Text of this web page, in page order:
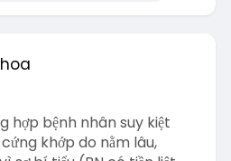
hợp bệnh nhân suy kiệt
khớp do nằm lâu,